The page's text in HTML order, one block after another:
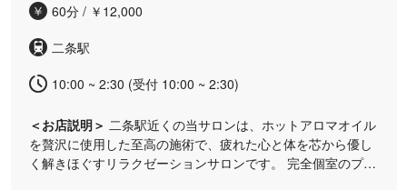
60分 / ￥12,000
二条駅
10:00 ~ 2:30 (受付 10:00 ~ 2:30)
＜お店説明＞ 二条駅近くの当サロンは、ホットアロマオイル
を贅沢に使用した至高の施術で、疲れた心と体を芯から優し
く解きほぐすリラクゼーションサロンです。 完全個室のプラ